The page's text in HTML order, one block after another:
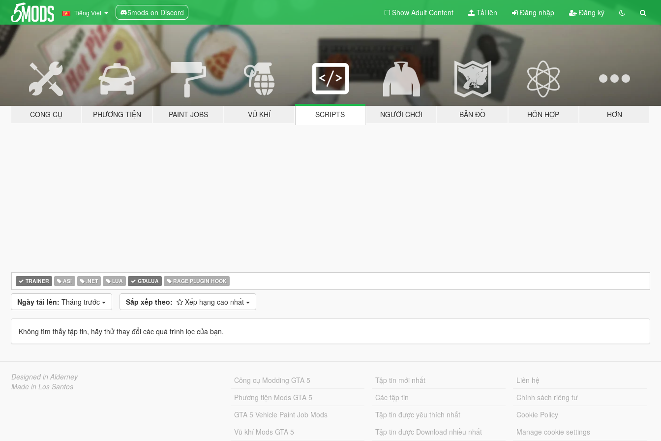
Tiếng Việt 5mods on Discord Show Adult Content Tải lên Đăng nhập Đăng ký
CÔNG CỤ PHƯƠNG TIỆN PAINT JOBS VŨ KHÍ SCRIPTS NGƯỜI CHƠI BẢN ĐỒ HỖN HỢP HƠN
TRAINER ASI .NET LUA GTALUA RAGE PLUGIN HOOK
Ngày tải lên: Tháng trước Sắp xếp theo: Xếp hạng cao nhất
Không tìm thấy tập tin, hãy thử thay đổi các quá trình lọc của bạn.
Designed in Alderney
Made in Los Santos
Công cụ Modding GTA 5
Phương tiện Mods GTA 5
GTA 5 Vehicle Paint Job Mods
Vũ khí Mods GTA 5
Tập tin mới nhất
Các tập tin
Tập tin được yêu thích nhất
Tập tin được Download nhiều nhất
Liên hệ
Chính sách riêng tư
Cookie Policy
Manage cookie settings